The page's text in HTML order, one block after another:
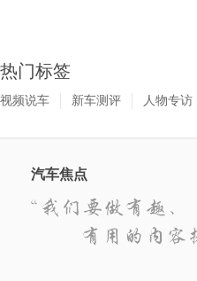
热门标签
视频说车 新车测评 人物专访
汽车焦点